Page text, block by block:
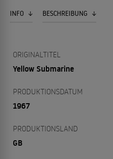
INFO BESCHREIBUNG
ORIGINALTITEL
Yellow Submarine
PRODUKTIONSDATUM
1967
PRODUKTIONSLAND
GB